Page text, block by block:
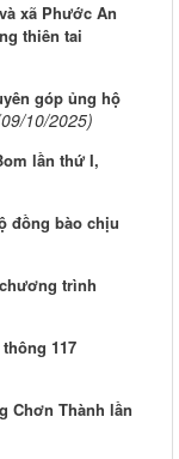
xã Phước An
thiên tai
góp ủng hộ
10/2025)
lần thứ I,
đồng bào chịu
trình
117
Chơn Thành lần